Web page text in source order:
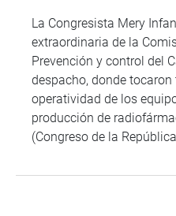
La Congresista Mery
extraordinaria de la
Prevención y control del
despacho, donde tocaron
operatividad de los
producción de
(Congreso de la